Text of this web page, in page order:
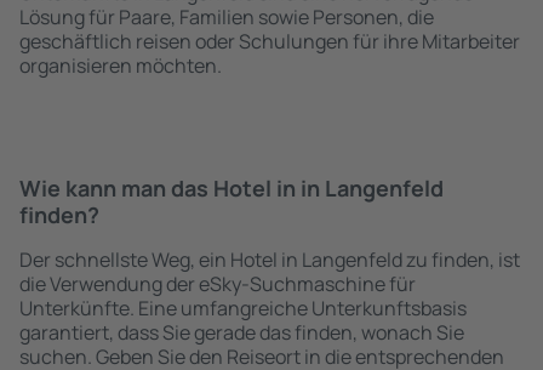
Lösung für Paare, Familien sowie Personen, die
geschäftlich reisen oder Schulungen für ihre Mitarbeiter
organisieren möchten.
Wie kann man das Hotel in in Langenfeld
finden?
Der schnellste Weg, ein Hotel in Langenfeld zu finden, ist
die Verwendung der eSky-Suchmaschine für
Unterkünfte. Eine umfangreiche Unterkunftsbasis
garantiert, dass Sie gerade das finden, wonach Sie
suchen. Geben Sie den Reiseort in die entsprechenden